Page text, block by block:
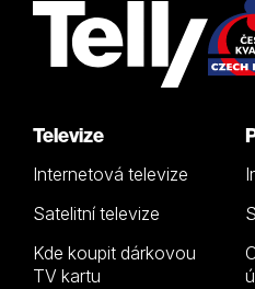
Televize
Internetová televize
Satelitní televize
Kde koupit dárkovou
TV kartu